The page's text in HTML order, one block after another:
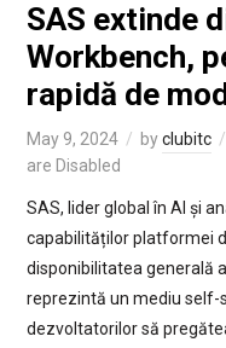
SAS extinde
Workbench,
rapidă de
May 9, 2024 byclubitc
are Disabled
SAS, lider global în AI și
capabilităților platformei
disponibilitatea generală
reprezintă un mediu self-
dezvoltatorilor să